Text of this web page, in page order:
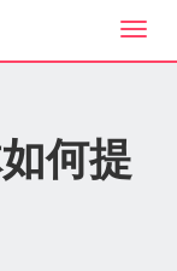
切
换
何提